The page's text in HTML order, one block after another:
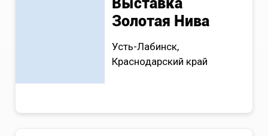
Золотая Нива
Усть-Лабинск,
Краснодарский край